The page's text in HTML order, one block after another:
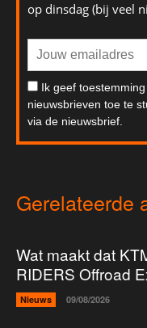
op dinsdag (bij veel
Ik geef
nieuwsbrieven toe te
via de nieuwsbrief.
Gerelateerde
Wat maakt dat
RIDERS Offroad
Nieuws 09/08/2026